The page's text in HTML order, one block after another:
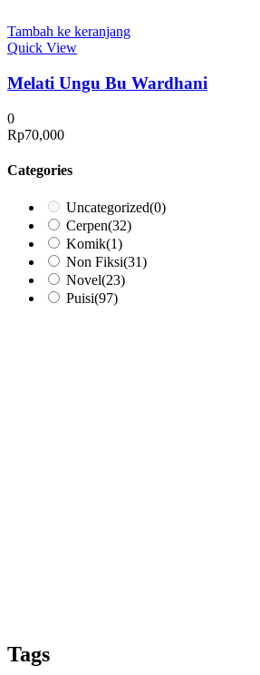
Tambah ke keranjang
Quick View
Melati Ungu Bu Wardhani
0
Rp70,000
Categories
Uncategorized(0)
Cerpen(32)
Komik(1)
Non Fiksi(31)
Novel(23)
Puisi(97)
Tags